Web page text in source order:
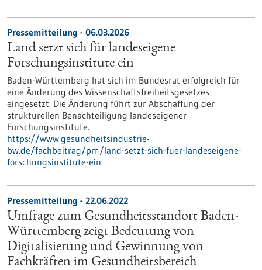
Pressemitteilung - 06.03.2026
Land setzt sich für landeseigene
Forschungsinstitute ein
Baden-Württemberg hat sich im Bundesrat erfolgreich für
eine Änderung des Wissenschaftsfreiheitsgesetzes
eingesetzt. Die Änderung führt zur Abschaffung der
strukturellen Benachteiligung landeseigener
Forschungsinstitute.
https://www.gesundheitsindustrie-
bw.de/fachbeitrag/pm/land-setzt-sich-fuer-landeseigene-
forschungsinstitute-ein
Pressemitteilung - 22.06.2022
Umfrage zum Gesundheitsstandort Baden-
Württemberg zeigt Bedeutung von
Digitalisierung und Gewinnung von
Fachkräften im Gesundheitsbereich